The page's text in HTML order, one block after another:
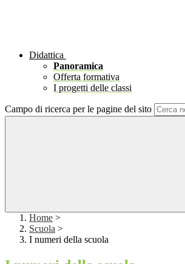
Didattica
Panoramica
Offerta formativa
I progetti delle classi
Campo di ricerca per le pagine del sito
Home >
Scuola >
I numeri della scuola